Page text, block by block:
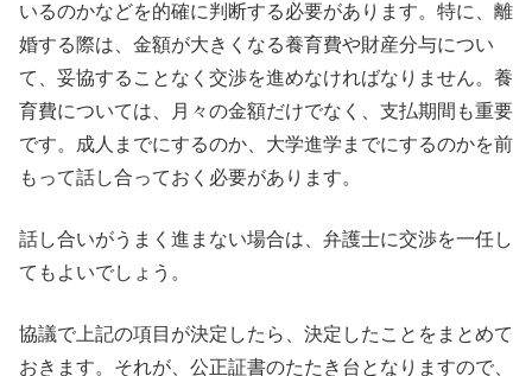
いるのかなどを的確に判断する必要があります。特に、離
婚する際は、金額が大きくなる養育費や財産分与につい
て、妥協することなく交渉を進めなければなりません。養
育費については、月々の金額だけでなく、支払期間も重要
です。成人までにするのか、大学進学までにするのかを前
もって話し合っておく必要があります。
話し合いがうまく進まない場合は、弁護士に交渉を一任し
てもよいでしょう。
協議で上記の項目が決定したら、決定したことをまとめて
おきます。それが、公正証書のたたき台となりますので、